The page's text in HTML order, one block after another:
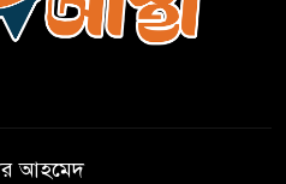
পাটগ্রামে সড়ক ভেঙে
তারেক: কাদের সিদ্দিকী
আহমেদ